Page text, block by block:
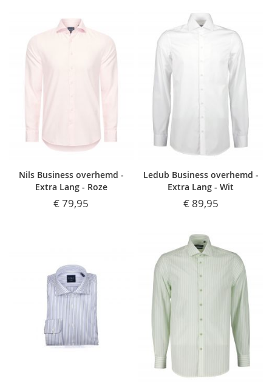
Nils Business overhemd -
Extra Lang - Roze
€ 79,95
Ledub Business overhemd -
Extra Lang - Wit
€ 89,95